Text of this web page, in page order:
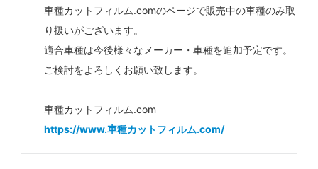
車種カットフィルム.comのページで販売中の車種のみ取
り扱いがございます。
適合車種は今後様々なメーカー・車種を追加予定です。
ご検討をよろしくお願い致します。
車種カットフィルム.com
https://www.車種カットフィルム.com/